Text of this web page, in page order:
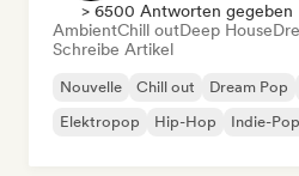
> 6500 Antworten gegeben
AmbientChill outDeep House
Schreibe Artikel
Nouvelle Chill out Dream Pop
Elektropop
Hip-Hop Indie-Pop